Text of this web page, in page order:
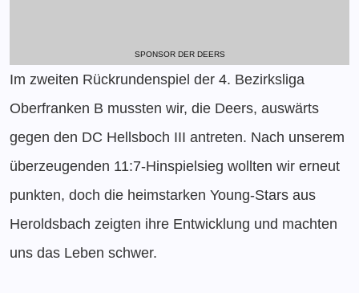
SPONSOR DER DEERS
Im zweiten Rückrundenspiel der 4. Bezirksliga
Oberfranken B mussten wir, die Deers, auswärts
gegen den DC Hellsboch III antreten. Nach unserem
überzeugenden 11:7-Hinspielsieg wollten wir erneut
punkten, doch die heimstarken Young-Stars aus
Heroldsbach zeigten ihre Entwicklung und machten
uns das Leben schwer.